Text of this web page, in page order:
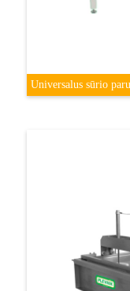
Universalus sūrio